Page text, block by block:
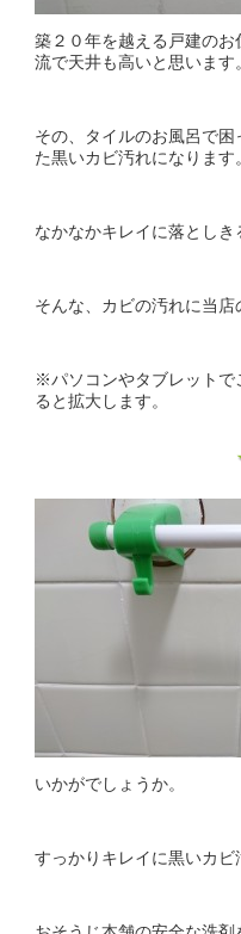
築２０年を越える戸建の
流で天井も高いと思います。
その、タイルのお風呂で
た黒いカビ汚れになります。
なかなかキレイに落としき
そんな、カビの汚れに当店
※パソコンやタブレットで
ると拡大します。
いかがでしょうか。
すっかりキレイに黒いカビ